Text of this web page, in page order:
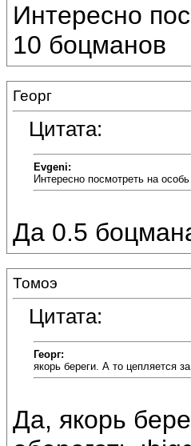
Интересно
10 боцманов
Георг
Цитата:
Evgeni:
Интересно посмотреть на
Да 0.5
Томоэ
Цитата:
Георг:
якорь береги. А то цепляется
Да, якорь